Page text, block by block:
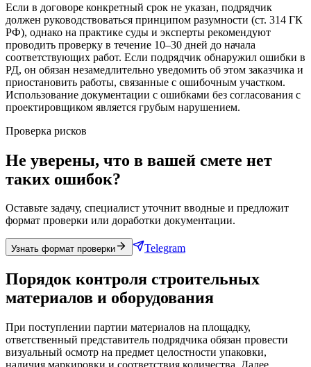
Если в договоре конкретный срок не указан, подрядчик
должен руководствоваться принципом разумности (ст. 314 ГК
РФ), однако на практике суды и эксперты рекомендуют
проводить проверку в течение 10–30 дней до начала
соответствующих работ. Если подрядчик обнаружил ошибки в
РД, он обязан незамедлительно уведомить об этом заказчика и
приостановить работы, связанные с ошибочным участком.
Использование документации с ошибками без согласования с
проектировщиком является грубым нарушением.
Проверка рисков
Не уверены, что в вашей смете нет
таких ошибок?
Оставьте задачу, специалист уточнит вводные и предложит
формат проверки или доработки документации.
Узнать формат проверки Telegram
Порядок контроля строительных
материалов и оборудования
При поступлении партии материалов на площадку,
ответственный представитель подрядчика обязан провести
визуальный осмотр на предмет целостности упаковки,